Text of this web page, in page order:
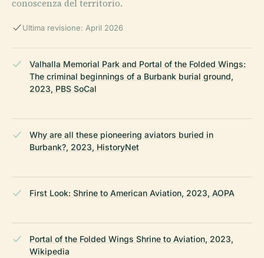
conoscenza del territorio.
Ultima revisione: April 2026
Valhalla Memorial Park and Portal of the Folded Wings:
The criminal beginnings of a Burbank burial ground,
2023, PBS SoCal
Why are all these pioneering aviators buried in
Burbank?, 2023, HistoryNet
First Look: Shrine to American Aviation, 2023, AOPA
Portal of the Folded Wings Shrine to Aviation, 2023,
Wikipedia